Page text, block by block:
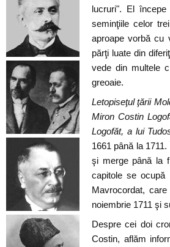
lucruri". El
seminţiile celor
aproape vorbă cu
părţi luate din
vede din multele
greoaie.
Letopiseţul ţării
Miron Costin
Logofăt, a lui
1661 până la
şi merge până la
capitole se
Mavrocordat,
noiembrie 1711 şi
Despre cei doi
Costin, aflăm